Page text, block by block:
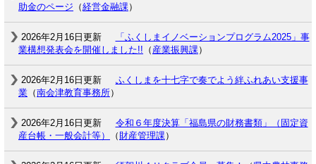
助金のページ （経営金融課）
2026年2月16日更新
「ふくしまイノベーションプログラム2025」事
業構想発表会を開催しました!! （ 産業振興課）
2026年2月16日更新
ふくしまを十七字で奏でよう絆ふれあい支援事
業 （南会津教育事務所）
2026年2月16日更新
令和６年度決算「福島県の財務書類」（固定資
産台帳・一般会計等）
（ 財産管理課）